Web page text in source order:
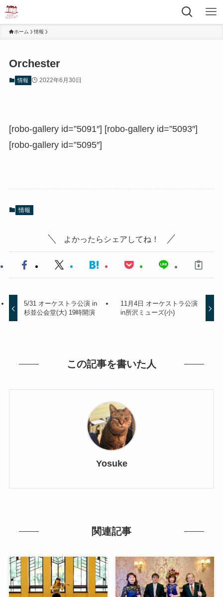
ホーム 情報
Orchester
情報 2022年6月30日
[robo-gallery id=”5091″] [robo-gallery id=”5093″]
[robo-gallery id=”5095″]
情報
よかったらシェアしてね！
5/31 オーケストラ公演 in
杉並公会堂(大) 19時開演
11月4日 オーケストラ公演
in所沢ミューズ(小)
この記事を書いた人
Yosuke
関連記事